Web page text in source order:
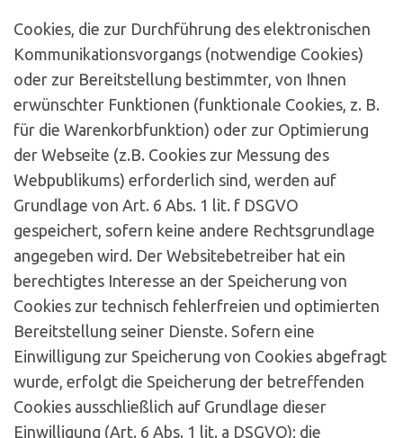
Cookies, die zur Durchführung des elektronischen
Kommunikationsvorgangs (notwendige Cookies)
oder zur Bereitstellung bestimmter, von Ihnen
erwünschter Funktionen (funktionale Cookies, z. B.
für die Warenkorbfunktion) oder zur Optimierung
der Webseite (z.B. Cookies zur Messung des
Webpublikums) erforderlich sind, werden auf
Grundlage von Art. 6 Abs. 1 lit. f DSGVO
gespeichert, sofern keine andere Rechtsgrundlage
angegeben wird. Der Websitebetreiber hat ein
berechtigtes Interesse an der Speicherung von
Cookies zur technisch fehlerfreien und optimierten
Bereitstellung seiner Dienste. Sofern eine
Einwilligung zur Speicherung von Cookies abgefragt
wurde, erfolgt die Speicherung der betreffenden
Cookies ausschließlich auf Grundlage dieser
Einwilligung (Art. 6 Abs. 1 lit. a DSGVO); die